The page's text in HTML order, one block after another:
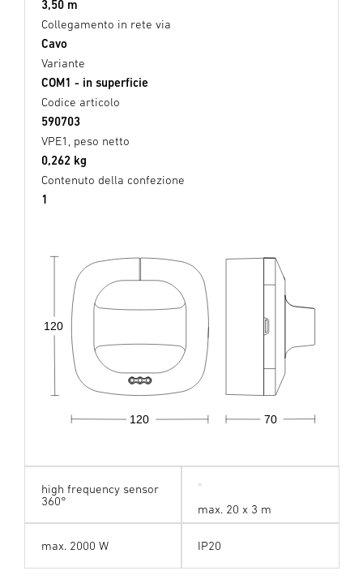
3,50 m
Collegamento in rete via
Cavo
Variante
COM1 - in superficie
Codice articolo
590703
VPE1, peso netto
0,262 kg
Contenuto della confezione
1
70
120
120
high frequency sensor
360°
max. 20 x 3 m
max. 2000 W IP20